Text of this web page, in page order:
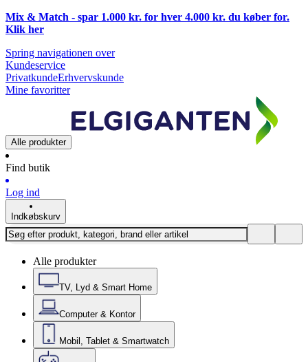
Mix & Match - spar 1.000 kr. for hver 4.000 kr. du køber for.
Klik her
Spring navigationen over
Kundeservice
PrivatkundeErhvervskunde
Mine favoritter
Alle produkter
Find butik
Log ind
Indkøbskurv
Alle produkter
TV, Lyd & Smart Home
Computer & Kontor
Mobil, Tablet & Smartwatch